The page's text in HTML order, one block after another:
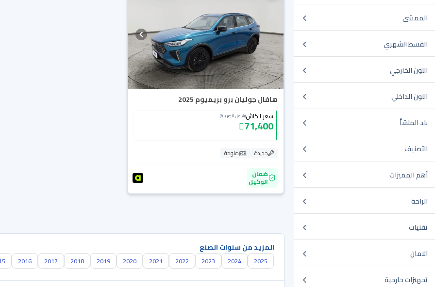
الممشى
القسط الشهري
اللون الخارجي
اللون الداخلي
بلد المنشأ
التصنيف
أهم المميزات
الراحة
تقنيات
الامان
تجهيزات خارجية
هافال جوليان برو بريميوم 2025
سعر الكاش(شامل الضريبة)
71,400
جديدة
ملوحة
ضمان
الوكيل
المزيد من سنوات الصنع
2025
2024
2023
2022
2021
2020
2019
2018
2017
2016